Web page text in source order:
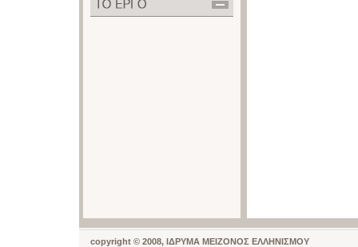
copyright © 2008, ΙΔΡΥΜΑ ΜΕΙΖΟΝΟΣ ΕΛΛΗΝΙΣΜΟΥ